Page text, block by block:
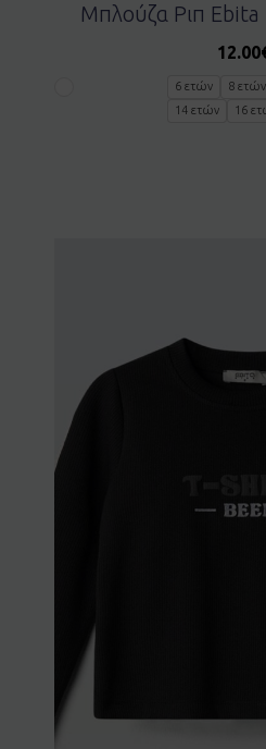
Μπλούζα Ριπ
12.00
6 ετών 8 ετών
14 ετών
16